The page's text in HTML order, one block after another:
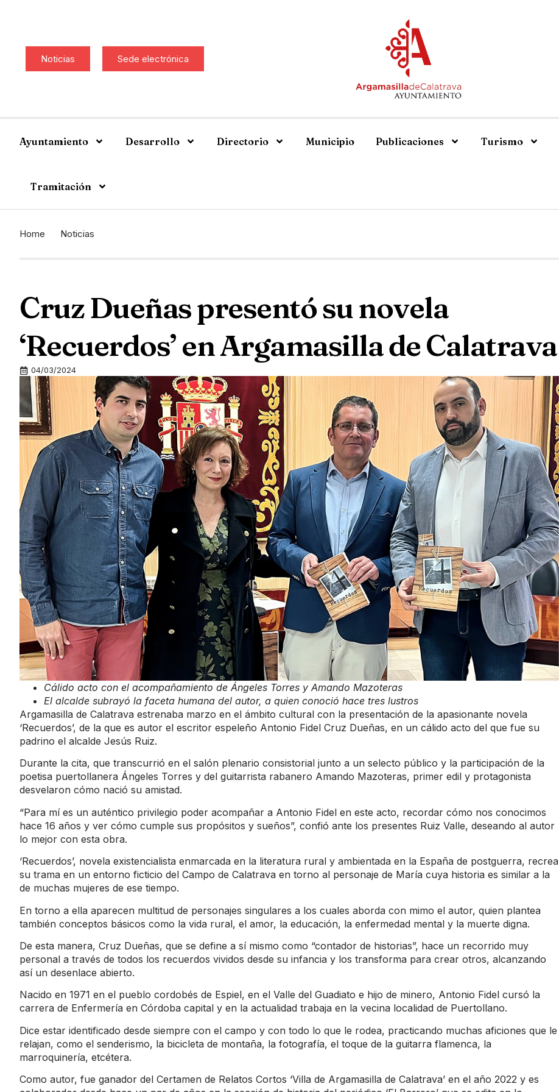
Noticias Sede electrónica
Ayuntamiento Desarrollo Directorio Municipio Publicaciones Turismo
Tramitación
Home Noticias
Cruz Dueñas presentó su novela
‘Recuerdos’ en Argamasilla de Calatrava
04/03/2024
Cálido acto con el acompañamiento de Ángeles Torres y Amando Mazoteras
El alcalde subrayó la faceta humana del autor, a quien conoció hace tres lustros
Argamasilla de Calatrava estrenaba marzo en el ámbito cultural con la presentación de la apasionante novela
‘Recuerdos’, de la que es autor el escritor espeleño Antonio Fidel Cruz Dueñas, en un cálido acto del que fue su
padrino el alcalde Jesús Ruiz.
Durante la cita, que transcurrió en el salón plenario consistorial junto a un selecto público y la participación de la
poetisa puertollanera Ángeles Torres y del guitarrista rabanero Amando Mazoteras, primer edil y protagonista
desvelaron cómo nació su amistad.
“Para mí es un auténtico privilegio poder acompañar a Antonio Fidel en este acto, recordar cómo nos conocimos
hace 16 años y ver cómo cumple sus propósitos y sueños”, confió ante los presentes Ruiz Valle, deseando al autor
lo mejor con esta obra.
‘Recuerdos’, novela existencialista enmarcada en la literatura rural y ambientada en la España de postguerra, recrea
su trama en un entorno ficticio del Campo de Calatrava en torno al personaje de María cuya historia es similar a la
de muchas mujeres de ese tiempo.
En torno a ella aparecen multitud de personajes singulares a los cuales aborda con mimo el autor, quien plantea
también conceptos básicos como la vida rural, el amor, la educación, la enfermedad mental y la muerte digna.
De esta manera, Cruz Dueñas, que se define a sí mismo como “contador de historias”, hace un recorrido muy
personal a través de todos los recuerdos vividos desde su infancia y los transforma para crear otros, alcanzando
así un desenlace abierto.
Nacido en 1971 en el pueblo cordobés de Espiel, en el Valle del Guadiato e hijo de minero, Antonio Fidel cursó la
carrera de Enfermería en Córdoba capital y en la actualidad trabaja en la vecina localidad de Puertollano.
Dice estar identificado desde siempre con el campo y con todo lo que le rodea, practicando muchas aficiones que le
relajan, como el senderismo, la bicicleta de montaña, la fotografía, el toque de la guitarra flamenca, la
marroquinería, etcétera.
Como autor, fue ganador del Certamen de Relatos Cortos ‘Villa de Argamasilla de Calatrava’ en el año 2022 y es